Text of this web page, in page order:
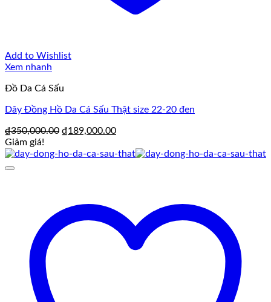
Add to Wishlist
Xem nhanh
Đồ Da Cá Sấu
Dây Đồng Hồ Da Cá Sấu Thật size 22-20 đen
₫350,000.00 Giá
là:
₫189,000.00Giá
tại
Giảm giá!